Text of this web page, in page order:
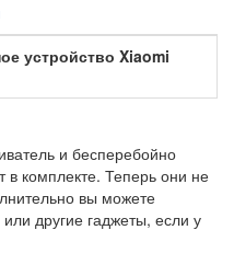
устройство Xiaomi
и бесперебойно
в комплекте. Теперь они не
вы можете
другие гаджеты, если у